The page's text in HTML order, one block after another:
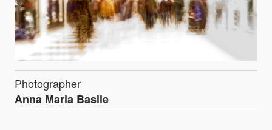
Photographer
Anna Maria Basile